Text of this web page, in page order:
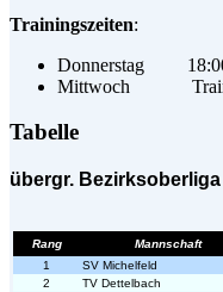
Trainingszeiten:
Donnerstag 18:00
Mittwoch
Tabelle
übergr. Bezirksoberliga
Rang Mannschaft
1
SV Michelfeld
2
TV Dettelbach